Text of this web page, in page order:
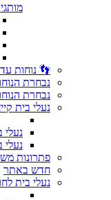
👣 נוחות עד ₪299
נבחרת
נבחרת
נעלי בית
נעלי
נעלי
פתרונות
חדש באתר
נעלי בית